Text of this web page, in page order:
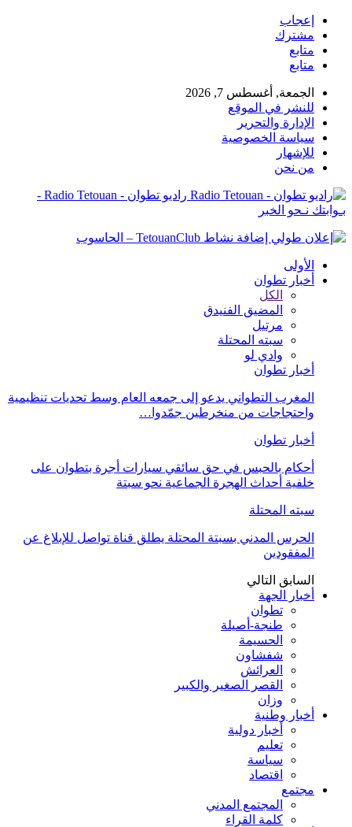
إعجاب
مشترك
متابع
متابع
الجمعة, أغسطس 7, 2026
للنشر في الموقع
الإدارة والتحرير
سياسة الخصوصية
للإشهار
من نحن
راديو تطوان - Radio Tetouan -
بـوابتك نـحو الخبر
الأولى
أخبار تطوان
الكل
المضيق الفنيدق
مرتيل
سبته المحتلة
وادي لو
أخبار تطوان
المغرب التطواني يدعو إلى جمعه العام وسط تحديات تنظيمية
واحتجاجات من منخرطين جمّدوا…
أخبار تطوان
أحكام بالحبس في حق سائقي سيارات أجرة بتطوان على
خلفية أحداث الهجرة الجماعية نحو سبتة
سبته المحتلة
الحرس المدني بسبتة المحتلة يطلق قناة تواصل للإبلاغ عن
المفقودين
السابق التالي
أخبار الجهة
تطوان
طنجة-أصيلة
الحسيمة
شفشاون
العرائش
القصر الصغير والكبير
وزان
أخبار وطنية
أخبار دولية
تعليم
سياسة
اقتصاد
مجتمع
المجتمع المدني
كلمة القراء